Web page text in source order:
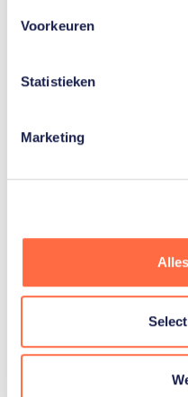
Voorkeuren
Statistieken
Marketing
aanstellen voor deze
Jetze Plat kiezen we
betrokkenheid en
en een sterke
“We kiezen er bewust
met oud-olympiërs en
chef de mission. Deze
uitstekend bevallen.
organisatie ervaren de
hoogste internationale